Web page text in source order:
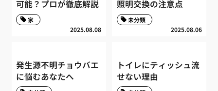
可能？プロが徹底解説
2025.08.08
家
照明交換の注意点
2025.08.06
未分類
発生源不明チョウバエ
に悩むあなたへ
トイレにティッシュ流
せない理由